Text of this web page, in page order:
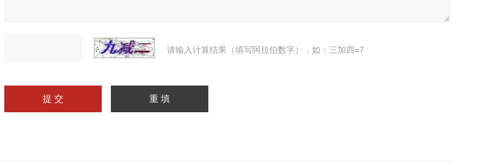
请输入计算结果（填写阿拉伯数字），如：三加四=7